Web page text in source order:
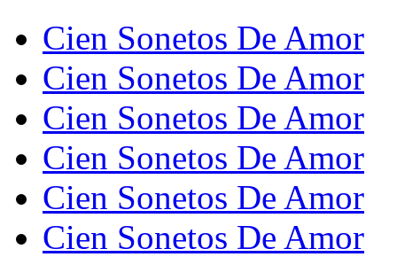
Cien Sonetos De Amor
Cien Sonetos De Amor
Cien Sonetos De Amor
Cien Sonetos De Amor
Cien Sonetos De Amor
Cien Sonetos De Amor